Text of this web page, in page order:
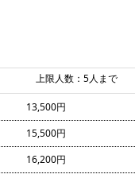
上限人数：5人まで
13,500円
15,500円
16,200円